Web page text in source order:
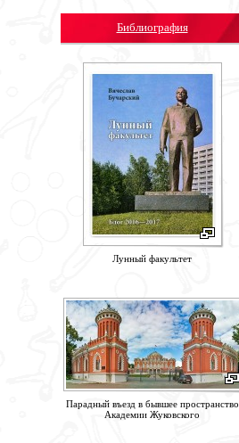
Библиография
Лунный факультет
Парадный въезд в бывшее пространство
Академии Жуковского